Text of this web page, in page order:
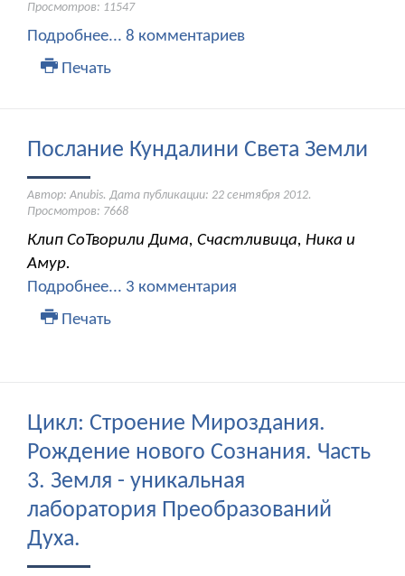
Просмотров: 11547
Подробнее... 8 комментариев
Печать
Послание Кундалини Света Земли
Автор: Anubis. Дата публикации: 22 сентября 2012.
Просмотров: 7668
Клип СоТворили Дима, Счастливица, Ника и
Амур.
Подробнее... 3 комментария
Печать
Цикл: Строение Мироздания.
Рождение нового Сознания. Часть
3. Земля - уникальная
лаборатория Преобразований
Духа.